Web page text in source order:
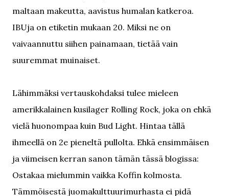
maltaan makeutta, aavistus humalan katkeroa.
IBUja on etiketin mukaan 20. Miksi ne on
vaivaannuttu siihen painamaan, tietää vain
suuremmat muinaiset.
Lähimmäksi vertauskohdaksi tulee mieleen
amerikkalainen kusilager Rolling Rock, joka on ehkä
vielä huonompaa kuin Bud Light. Hintaa tällä
ihmeellä on 2e pieneltä pullolta. Ehkä ensimmäisen
ja viimeisen kerran sanon tämän tässä blogissa:
Ostakaa mielummin vaikka Koffin kolmosta.
Tämmöisestä juomakulttuurimurhasta ei pidä